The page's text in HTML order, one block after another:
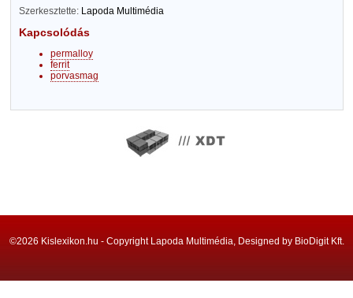
Szerkesztette: Lapoda Multimédia
Kapcsolódás
permalloy
ferrit
porvasmag
©2026 Kislexikon.hu - Copyright Lapoda Multimédia, Designed by BioDigit Kft.